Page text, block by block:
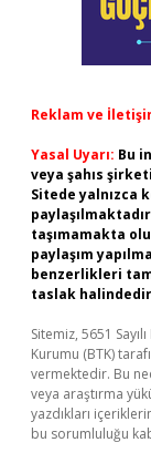
Reklam ve
Yasal Uyarı: Bu
veya şahıs
Sitede yalnızca
taşımamakta
paylaşım
benzerlikleri
taslak
Sitemiz, 5651
Kurumu (BTK)
vermektedir. Bu
veya araştırma
yazdıkları
bu sorumluluğu